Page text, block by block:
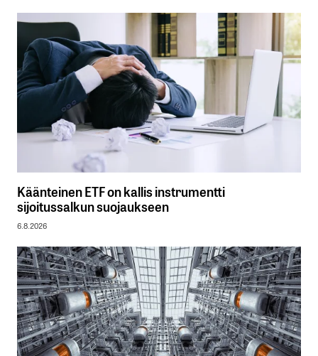
Käänteinen ETF on kallis instrumentti
sijoitussalkun suojaukseen
6.8.2026